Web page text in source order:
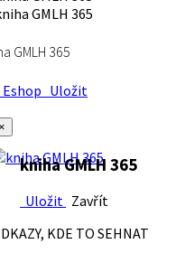
GMLH 365
Uložit
kniha GMLH 365
Uložit Zavřít
KDE TO SEHNAT